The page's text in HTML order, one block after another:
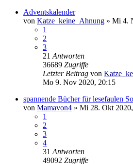
Adventskalender
von Katze_keine_Ahnung » Mi 4.
1
2
3
21 Antworten
36689 Zugriffe
Letzter Beitrag von
Mo 9. Nov 2020, 20:15
spannende Bücher für lesefaulen
von Mamavon4 » Mi 28. Okt
1
2
3
4
31 Antworten
49092 Zugriffe